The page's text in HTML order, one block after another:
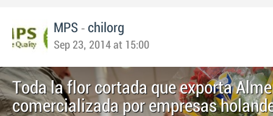
MPS - chilorg
Sep 23, 2014 at 15:00
Toda la flor cortada que exporta
comercializada por empresas